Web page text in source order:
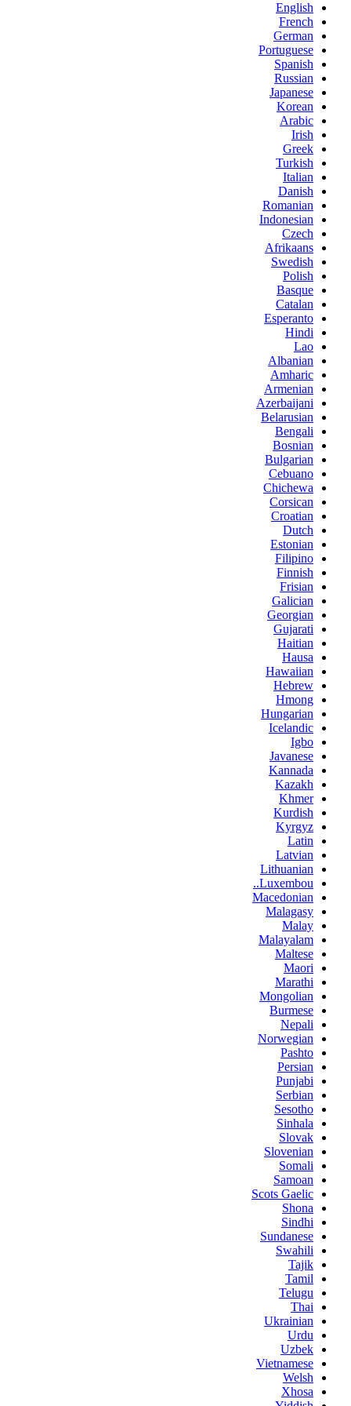
English
French
German
Portuguese
Spanish
Russian
Japanese
Korean
Arabic
Irish
Greek
Turkish
Italian
Danish
Romanian
Indonesian
Czech
Afrikaans
Swedish
Polish
Basque
Catalan
Esperanto
Hindi
Lao
Albanian
Amharic
Armenian
Azerbaijani
Belarusian
Bengali
Bosnian
Bulgarian
Cebuano
Chichewa
Corsican
Croatian
Dutch
Estonian
Filipino
Finnish
Frisian
Galician
Georgian
Gujarati
Haitian
Hausa
Hawaiian
Hebrew
Hmong
Hungarian
Icelandic
Igbo
Javanese
Kannada
Kazakh
Khmer
Kurdish
Kyrgyz
Latin
Latvian
Lithuanian
Luxembou..
Macedonian
Malagasy
Malay
Malayalam
Maltese
Maori
Marathi
Mongolian
Burmese
Nepali
Norwegian
Pashto
Persian
Punjabi
Serbian
Sesotho
Sinhala
Slovak
Slovenian
Somali
Samoan
Scots Gaelic
Shona
Sindhi
Sundanese
Swahili
Tajik
Tamil
Telugu
Thai
Ukrainian
Urdu
Uzbek
Vietnamese
Welsh
Xhosa